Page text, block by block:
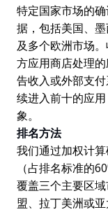
特定国家市场的
据，包括美国、
及多个欧洲市场
方应用商店处理
告收入或外部支
续进入前十的应
象。
排名方法
我们通过加权计
（占排名标准的
覆盖三个主要区
盟、拉丁美洲或